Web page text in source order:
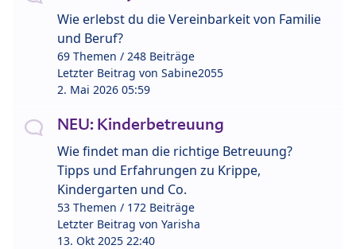
Wie erlebst du die Vereinbarkeit von Familie
und Beruf?
69 Themen / 248 Beiträge
Letzter Beitrag von Sabine2055
2. Mai 2026 05:59
NEU: Kinderbetreuung
Wie findet man die richtige Betreuung?
Tipps und Erfahrungen zu Krippe,
Kindergarten und Co.
53 Themen / 172 Beiträge
Letzter Beitrag von Yarisha
13. Okt 2025 22:40